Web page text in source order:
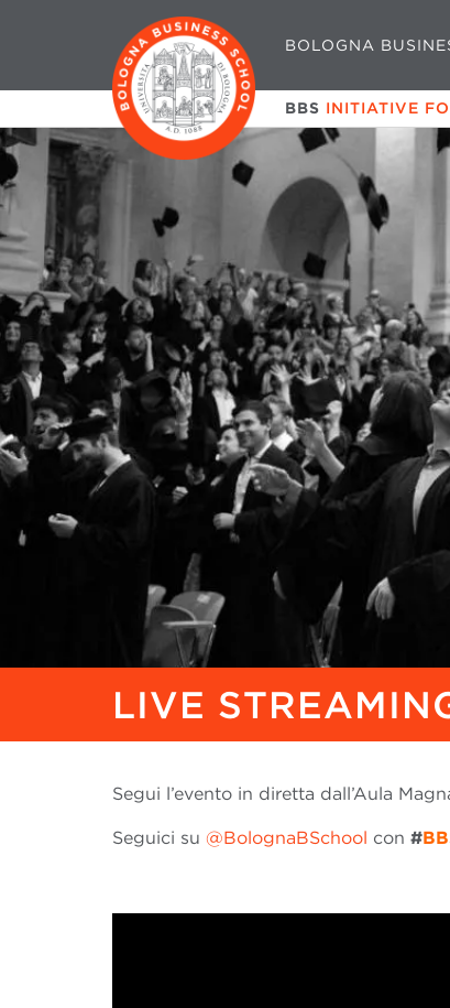
BOLOGNA
BBS INITIATIVE
LIVE
Segui l’evento in diretta dall’Aula
Seguici su @BolognaBSchool con #